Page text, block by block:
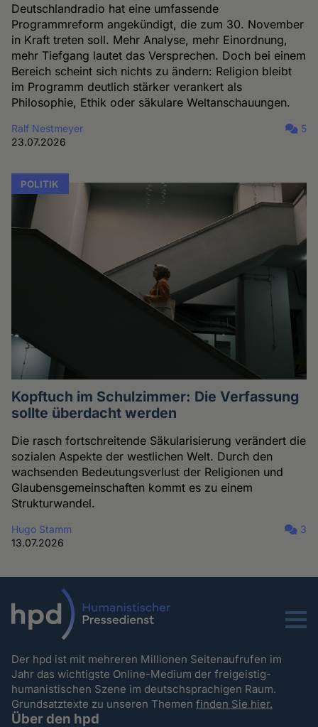
Deutschlandradio hat eine umfassende
Programmreform angekündigt, die zum 30. November
in Kraft treten soll. Mehr Analyse, mehr Einordnung,
mehr Tiefgang lautet das Versprechen. Doch bei einem
Bereich scheint sich nichts zu ändern: Religion bleibt
im Programm deutlich stärker verankert als
Philosophie, Ethik oder säkulare Weltanschauungen.
Ralf Nestmeyer
23.07.2026
5
POLITIK
Kopftuch im Schulzimmer: Die Verfassung
sollte überdacht werden
Die rasch fortschreitende Säkularisierung verändert die
sozialen Aspekte der westlichen Welt. Durch den
wachsenden Bedeutungsverlust der Religionen und
Glaubensgemeinschaften kommt es zu einem
Strukturwandel.
Hugo Stamm
13.07.2026
3
Menu
Der hpd ist mit mehreren Millionen Seitenaufrufen im
Jahr das wichtigste Online-Medium der freigeistig-
humanistischen Szene im deutschsprachigen Raum.
Grundsatztexte zu unseren Themenfinden Sie hier.
Über den hpd